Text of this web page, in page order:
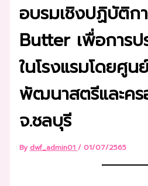
อบรมเชิงปฏิบัติก
Butter เพื่อการป
ในโรงแรมโดยศูน
พัฒนาสตรีและคร
จ.ชลบุรี
By dwf_admin01 / 01/07/2565